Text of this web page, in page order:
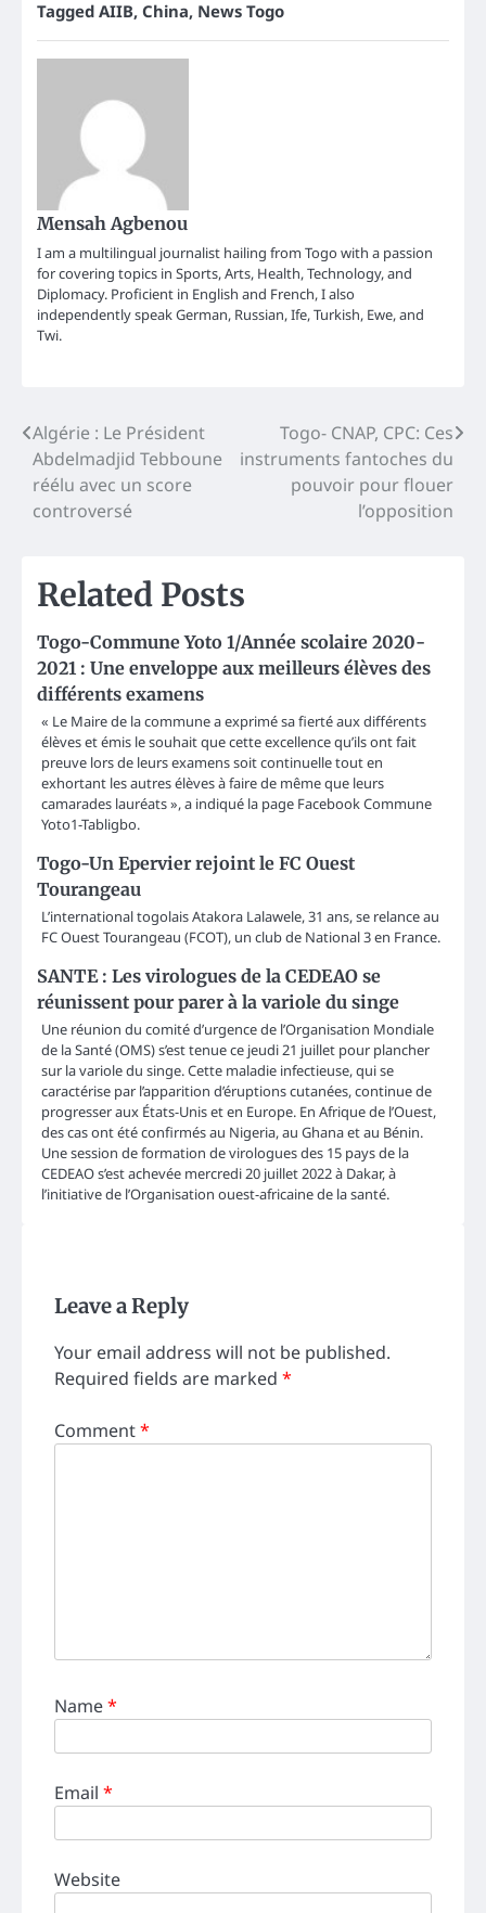
Tagged AIIB, China, News Togo
Mensah Agbenou
I am a multilingual journalist hailing from Togo with a passion
for covering topics in Sports, Arts, Health, Technology, and
Diplomacy. Proficient in English and French, I also
independently speak German, Russian, Ife, Turkish, Ewe, and
Twi.
Post
navigation
Algérie : Le Président
Abdelmadjid Tebboune
réélu avec un score
controversé
Togo- CNAP, CPC: Ces
instruments fantoches du
pouvoir pour flouer
l’opposition
Related Posts
Togo-Commune Yoto 1/Année scolaire 2020-
2021 : Une enveloppe aux meilleurs élèves des
différents examens
« Le Maire de la commune a exprimé sa fierté aux différents
élèves et émis le souhait que cette excellence qu’ils ont fait
preuve lors de leurs examens soit continuelle tout en
exhortant les autres élèves à faire de même que leurs
camarades lauréats », a indiqué la page Facebook Commune
Yoto1-Tabligbo.
Togo-Un Epervier rejoint le FC Ouest
Tourangeau
L’international togolais Atakora Lalawele, 31 ans, se relance au
FC Ouest Tourangeau (FCOT), un club de National 3 en France.
SANTE : Les virologues de la CEDEAO se
réunissent pour parer à la variole du singe
Une réunion du comité d’urgence de l’Organisation Mondiale
de la Santé (OMS) s’est tenue ce jeudi 21 juillet pour plancher
sur la variole du singe. Cette maladie infectieuse, qui se
caractérise par l’apparition d’éruptions cutanées, continue de
progresser aux États-Unis et en Europe. En Afrique de l’Ouest,
des cas ont été confirmés au Nigeria, au Ghana et au Bénin.
Une session de formation de virologues des 15 pays de la
CEDEAO s’est achevée mercredi 20 juillet 2022 à Dakar, à
l’initiative de l’Organisation ouest-africaine de la santé.
Leave a Reply
Your email address will not be published.
Required fields are marked *
Comment*
Name*
Email *
Website